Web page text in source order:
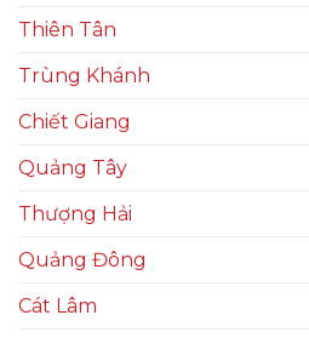
Thiên Tân
Trùng Khánh
Chiết Giang
Quảng Tây
Thượng Hải
Quảng Đông
Cát Lâm